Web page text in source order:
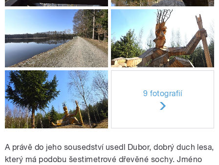
9 fotografií
A právě do jeho sousedství usedl Dubor, dobrý duch lesa,
který má podobu šestimetrové dřevěné sochy. Jméno